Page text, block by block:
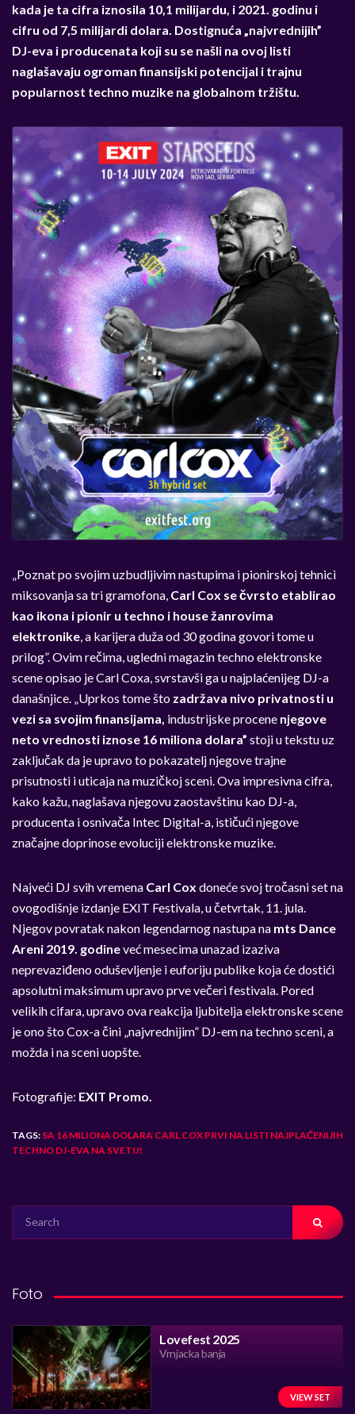
kada je ta cifra iznosila 10,1 milijardu, i 2021. godinu i
cifru od 7,5 milijardi dolara. Dostignuća „najvrednijih”
DJ-eva i producenata koji su se našli na ovoj listi
naglašavaju ogroman finansijski potencijal i trajnu
popularnost techno muzike na globalnom tržištu.
Poznat po svojim uzbudljivim nastupima i pionirskoj tehnici
miksovanja sa tri gramofona, Carl Cox se čvrsto etablirao
kao ikona i pionir u techno i house žanrovima
elektronike , a karijera duža od 30 godina govori tome u
prilog”. Ovim rečima, ugledni magazin techno elektronske
scene opisao je Carl Coxa, svrstavši ga u najplaćenijeg DJ-a
današnjice.
Uprkos tome što zadržava nivo privatnosti u
vezi sa svojim finansijama, industrijske procene njegove
neto vrednosti iznose 16 miliona dolara” stoji u tekstu uz
zaključak da je upravo to pokazatelj njegove trajne
prisutnosti i uticaja na muzičkoj sceni. Ova impresivna cifra,
kako kažu, naglašava njegovu zaostavštinu kao DJ-a,
producenta i osnivača Intec Digital-a, ističući njegove
značajne doprinose evoluciji elektronske muzike.
Najveći DJ svih vremena Carl Cox doneće svoj tročasni set na
ovogodišnje izdanje EXIT Festivala, u četvrtak, 11. jula.
Njegov povratak nakon legendarnog nastupa na mts Dance
Areni 2019. godineveć mesecima unazad izaziva
neprevaziđeno oduševljenje i euforiju publike koja će dostići
apsolutni maksimum upravo prve večeri festivala. Pored
velikih cifara, upravo ova reakcija ljubitelja elektronske scene
je ono što Cox-a čini „najvrednijim” DJ-em na techno sceni, a
možda i na sceni uopšte.
Fotografije: EXIT Promo.
TAGS: SA 16 MILIONA DOLARA CARL COX PRVI NA LISTI NAJPLAĆENIJIH
TECHNO DJ-EVA NA SVETU!
FOR:
Foto
Lovefest 2025
Vrnjacka banja
VIEW SET